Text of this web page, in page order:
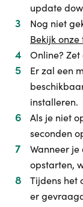
update
Nog niet
Bekijk
Online?
Er zal een
installeren.
Als je niet
seconden
Wanneer
opstarten,
Tijdens het
er